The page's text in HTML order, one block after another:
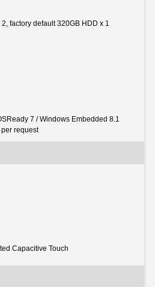
2, factory default 320GB HDD x 1
7 / Windows Embedded 8.1
request
Capacitive Touch